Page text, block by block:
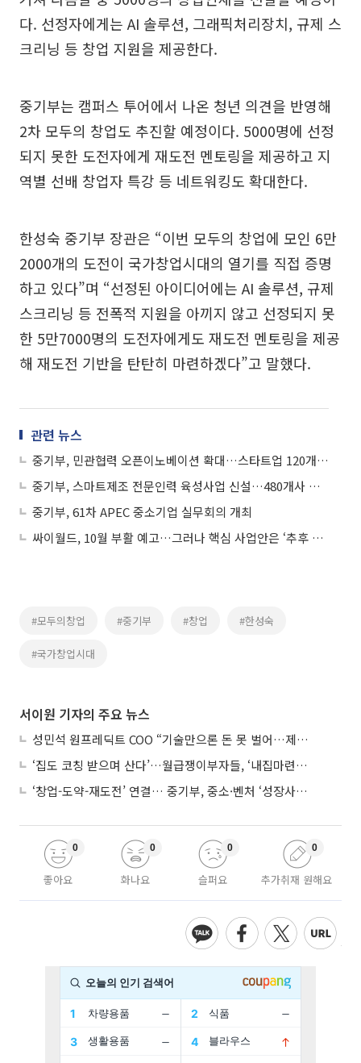
다. 선정자에게는 AI 솔루션, 그래픽처리장치, 규제 스
크리닝 등 창업 지원을 제공한다.
중기부는 캠퍼스 투어에서 나온 청년 의견을 반영해
2차 모두의 창업도 추진할 예정이다. 5000명에 선정
되지 못한 도전자에게 재도전 멘토링을 제공하고 지
역별 선배 창업자 특강 등 네트워킹도 확대한다.
한성숙 중기부 장관은 “이번 모두의 창업에 모인 6만
2000개의 도전이 국가창업시대의 열기를 직접 증명
하고 있다”며 “선정된 아이디어에는 AI 솔루션, 규제
스크리닝 등 전폭적 지원을 아끼지 않고 선정되지 못
한 5만7000명의 도전자에게도 재도전 멘토링을 제공
해 재도전 기반을 탄탄히 마련하겠다”고 말했다.
관련 뉴스
중기부, 민관협력 오픈이노베이션 확대…스타트업 120개사 지원
중기부, 스마트제조 전문인력 육성사업 신설…480개사 모집
중기부, 61차 APEC 중소기업 실무회의 개최
싸이월드, 10월 부활 예고…그러나 핵심 사업안은 ‘추후 공개’
#모두의창업 #중기부 #창업 #한성숙
#국가창업시대
서이원 기자의 주요 뉴스
성민석 원프레딕트 COO “기술만으론 돈 못 벌어…제조 AI도 제품 돼야”
‘집도 코칭 받으며 산다’…월급쟁이부자들, ‘내집마련’ 신청 증가세
‘창업-도약-재도전’ 연결… 중기부, 중소·벤처 ‘성장사다리’ 짓는다
좋아요
0
화나요
0
슬퍼요
0
추가취재 원해요
0